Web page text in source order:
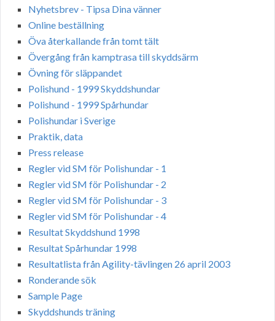
Nyhetsbrev - Tipsa Dina vänner
Online beställning
Öva återkallande från tomt tält
Övergång från kamptrasa till skyddsärm
Övning för släppandet
Polishund - 1999 Skyddshundar
Polishund - 1999 Spårhundar
Polishundar i Sverige
Praktik, data
Press release
Regler vid SM för Polishundar - 1
Regler vid SM för Polishundar - 2
Regler vid SM för Polishundar - 3
Regler vid SM för Polishundar - 4
Resultat Skyddshund 1998
Resultat Spårhundar 1998
Resultatlista från Agility-tävlingen 26 april 2003
Ronderande sök
Sample Page
Skyddshunds träning